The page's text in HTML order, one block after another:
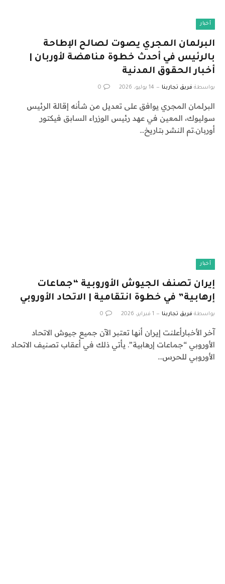
أخبار
البرلمان المجري يصوت لصالح الإطاحة
بالرئيس في أحدث خطوة مناهضة لأوربان |
أخبار الحقوق المدنية
بواسطة فريق تجاربنا 14 يوليو، 2026 0
البرلمان المجري يوافق على تعديل من شأنه إقالة الرئيس
سوليوك، المعين في عهد رئيس الوزراء السابق فيكتور
أوربان.تم النشر بتاريخ…
أخبار
إيران تصنف الجيوش الأوروبية “جماعات
إرهابية” في خطوة انتقامية | الاتحاد الأوروبي
بواسطة فريق تجاربنا 1 فبراير، 2026 0
آخر الأخبارأعلنت إيران أنها تعتبر الآن جميع جيوش الاتحاد
الأوروبي “جماعات إرهابية”. يأتي ذلك في أعقاب تصنيف الاتحاد
الأوروبي للحرس…